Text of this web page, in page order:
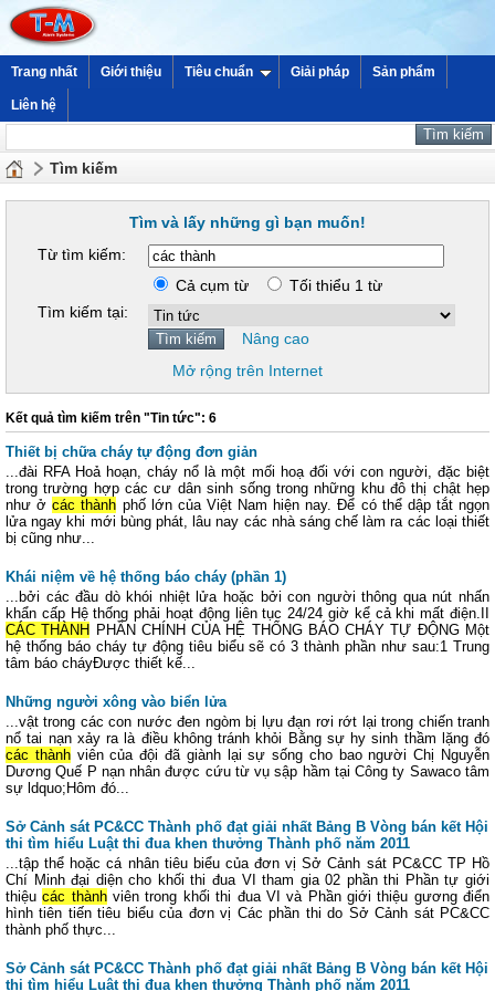
Trang nhất Giới thiệu Tiêu chuẩn Giải pháp Sản phẩm
Liên hệ
Tìm kiếm
Tìm và lấy những gì bạn muốn!
Từ tìm kiếm:
Cả cụm từ
Tối thiểu 1 từ
Tìm kiếm tại:
Nâng cao
Mở rộng trên Internet
Kết quả tìm kiếm trên "Tin tức": 6
Thiết bị chữa cháy tự động đơn giản
...đài RFA Hoả hoạn, cháy nổ là một mối hoạ đối với con người, đặc biệt
trong trường hợp các cư dân sinh sống trong những khu đô thị chật hẹp
như ởcác thành phố lớn của Việt Nam hiện nay. Để có thể dập tắt ngọn
lửa ngay khi mới bùng phát, lâu nay các nhà sáng chế làm ra các loại thiết
bị cũng như...
Khái niệm về hệ thống báo cháy (phần 1)
...bởi các đầu dò khói nhiệt lửa hoặc bởi con người thông qua nút nhấn
khẩn cấp Hệ thống phải hoạt động liên tục 24/24 giờ kể cả khi mất điện.II
CÁC THÀNH PHẦN CHÍNH CỦA HỆ THỐNG BÁO CHÁY TỰ ĐỘNG Một
hệ thống báo cháy tự động tiêu biểu sẽ có 3 thành phần như sau:1 Trung
tâm báo cháyĐược thiết kế...
Những người xông vào biển lửa
...vật trong các con nước đen ngòm bị lựu đạn rơi rớt lại trong chiến tranh
nổ tai nạn xảy ra là điều không tránh khỏi Bằng sự hy sinh thầm lặng đó
các thànhviên của đội đã giành lại sự sống cho bao người Chị Nguyễn
Dương Quế P nạn nhân được cứu từ vụ sập hầm tại Công ty Sawaco tâm
sự ldquo;Hôm đó...
Sở Cảnh sát PC&CC Thành phố đạt giải nhất Bảng B Vòng bán kết Hội
thi tìm hiểu Luật thi đua khen thưởng Thành phố năm 2011
...tập thể hoặc cá nhân tiêu biểu của đơn vị Sở Cảnh sát PC&CC TP Hồ
Chí Minh đại diện cho khối thi đua VI tham gia 02 phần thi Phần tự giới
thiệucác thànhviên trong khối thi đua VI và Phần giới thiệu gương điển
hình tiên tiến tiêu biểu của đơn vị Các phần thi do Sở Cảnh sát PC&CC
thành phố thực...
Sở Cảnh sát PC&CC Thành phố đạt giải nhất Bảng B Vòng bán kết Hội
thi tìm hiểu Luật thi đua khen thưởng Thành phố năm 2011